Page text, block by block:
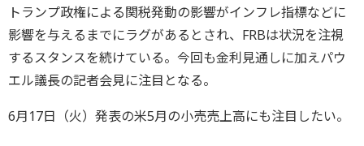
トランプ政権による関税発動の影響がインフレ指標などに
影響を与えるまでにラグがあるとされ、FRBは状況を注視
するスタンスを続けている。今回も金利見通しに加えパウ
エル議長の記者会見に注目となる。
6月17日（火）発表の米5月の小売売上高にも注目したい。